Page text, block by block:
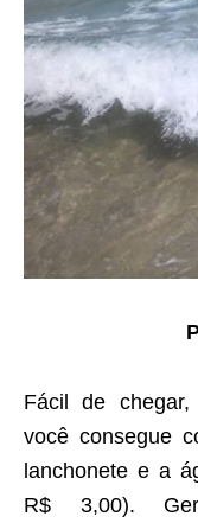
Fácil de
você consegue
lanchonete e a
R$ 3,00).